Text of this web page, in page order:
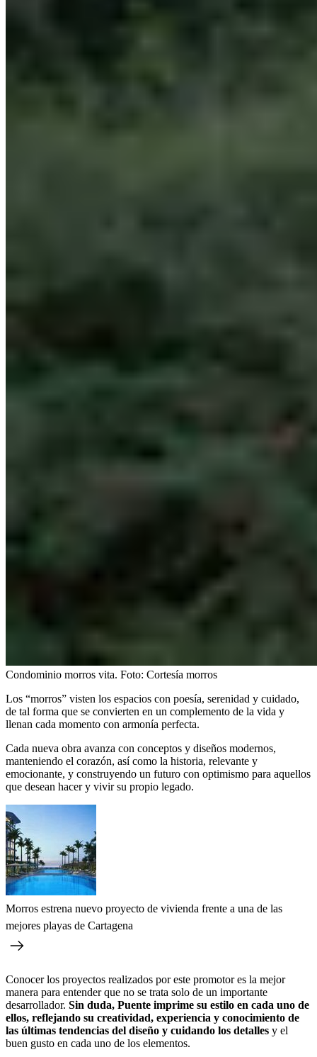
Condominio morros vita. Foto: Cortesía morros
Los “morros” visten los espacios con poesía, serenidad y cuidado,
de tal forma que se convierten en un complemento de la vida y
llenan cada momento con armonía perfecta.
Cada nueva obra avanza con conceptos y diseños modernos,
manteniendo el corazón, así como la historia, relevante y
emocionante, y construyendo un futuro con optimismo para aquellos
que desean hacer y vivir su propio legado.
Morros estrena nuevo proyecto de vivienda frente a una de las
mejores playas de Cartagena
Conocer los proyectos realizados por este promotor es la mejor
manera para entender que no se trata solo de un importante
desarrollador. Sin duda, Puente imprime su estilo en cada uno de
ellos, reflejando su creatividad, experiencia y conocimiento de
las últimas tendencias del diseño y cuidando los detalles y el
buen gusto en cada uno de los elementos.